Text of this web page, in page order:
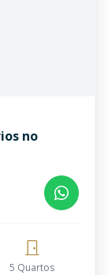
no
5 Quartos